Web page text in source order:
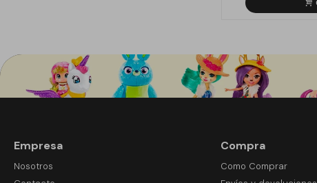
Empresa
Nosotros
Compra
Como Comprar